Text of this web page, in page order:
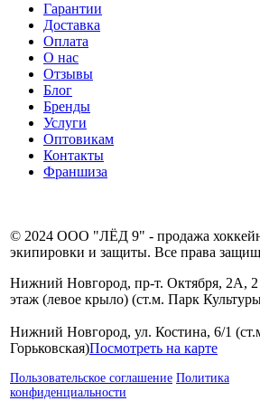
Гарантии
Доставка
Оплата
О нас
Отзывы
Блог
Бренды
Услуги
Оптовикам
Контакты
Франшиза
© 2024 ООО "ЛЁД 9" - продажа
экипировки и защиты. Все права
Нижний Новгород, пр-т. Октября, 2А, 2
этаж (левое крыло) (ст.м. Парк
Нижний Новгород, ул. Костина, 6/1
Горьковская)Посмотреть на карте
Пользовательское соглашение Политика
конфиденциальности